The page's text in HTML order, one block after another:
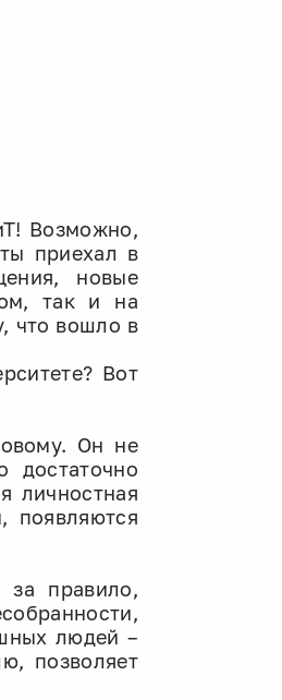
Возможно,
приехал в
новые
так и на
что вошло в
Вот
Он не
достаточно
личностная
появляются
за правило,
людей –
позволяет